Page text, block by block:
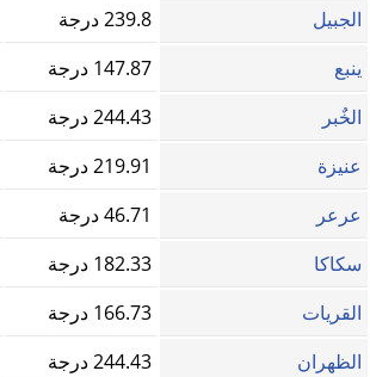
الجبيل
239.8 درجة
ينبع
147.87 درجة
الخٌبر
244.43 درجة
عنيزة
219.91 درجة
عرعر
46.71 درجة
سكاكا
182.33 درجة
القريات
166.73 درجة
الظهران
244.43 درجة